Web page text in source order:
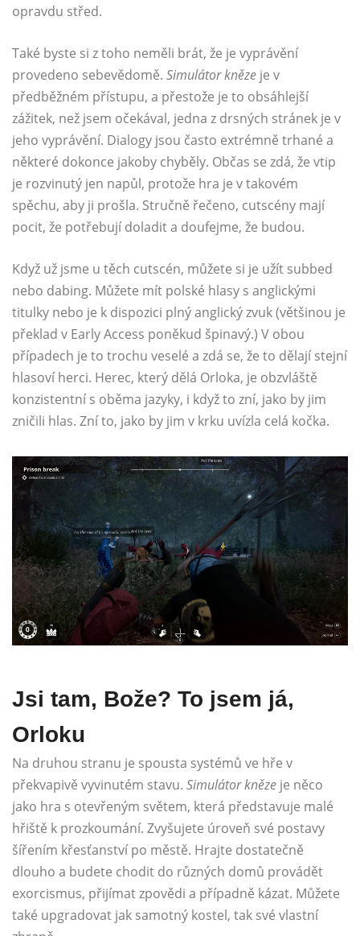
opravdu střed.
Také byste si z toho neměli brát, že je vyprávění
provedeno sebevědomě. Simulátor kněze je v
předběžném přístupu, a přestože je to obsáhlejší
zážitek, než jsem očekával, jedna z drsných stránek je v
jeho vyprávění. Dialogy jsou často extrémně trhané a
některé dokonce jakoby chyběly. Občas se zdá, že vtip
je rozvinutý jen napůl, protože hra je v takovém
spěchu, aby ji prošla. Stručně řečeno, cutscény mají
pocit, že potřebují doladit a doufejme, že budou.
Když už jsme u těch cutscén, můžete si je užít subbed
nebo dabing. Můžete mít polské hlasy s anglickými
titulky nebo je k dispozici plný anglický zvuk (většinou je
překlad v Early Access poněkud špinavý.) V obou
případech je to trochu veselé a zdá se, že to dělají stejní
hlasoví herci. Herec, který dělá Orloka, je obzvláště
konzistentní s oběma jazyky, i když to zní, jako by jim
zničili hlas. Zní to, jako by jim v krku uvízla celá kočka.
Jsi tam, Bože? To jsem já,
Orloku
Na druhou stranu je spousta systémů ve hře v
překvapivě vyvinutém stavu. Simulátor kněze je něco
jako hra s otevřeným světem, která představuje malé
hřiště k prozkoumání. Zvyšujete úroveň své postavy
šířením křesťanství po městě. Hrajte dostatečně
dlouho a budete chodit do různých domů provádět
exorcismus, přijímat zpovědi a případně kázat. Můžete
také upgradovat jak samotný kostel, tak své vlastní